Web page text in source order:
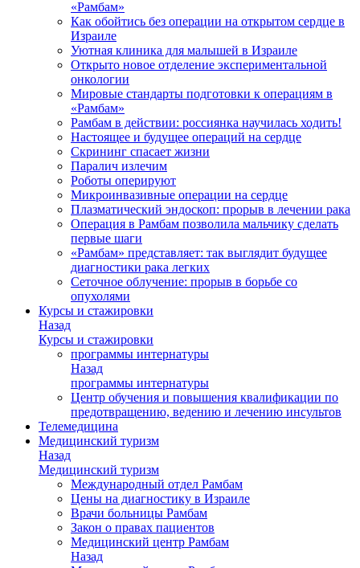
«Рамбам»
Как обойтись без операции на открытом сердце в
Израиле
Уютная клиника для малышей в Израиле
Открыто новое отделение экспериментальной
онкологии
Мировые стандарты подготовки к операциям в
«Рамбам»
Рамбам в действии: россиянка научилась ходить!
Настоящее и будущее операций на сердце
Скрининг спасает жизни
Паралич излечим
Роботы оперируют
Микроинвазивные операции на сердце
Плазматический эндоскоп: прорыв в лечении рака
Операция в Рамбам позволила мальчику сделать
первые шаги
«Рамбам» представляет: так выглядит будущее
диагностики рака легких
Сеточное облучение: прорыв в борьбе со
опухолями
Курсы и стажировки
Назад
Курсы и стажировки
программы интернатуры
Назад
программы интернатуры
Центр обучения и повышения квалификации по
предотвращению, ведению и лечению инсультов
Телемедицина
Медицинский туризм
Назад
Медицинский туризм
Международный отдел Рамбам
Цены на диагностику в Израиле
Врачи больницы Рамбам
Закон о правах пациентов
Медицинский центр Рамбам
Назад